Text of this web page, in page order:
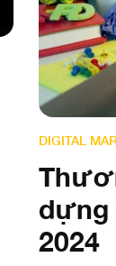
DIGITAL
dựng
2024